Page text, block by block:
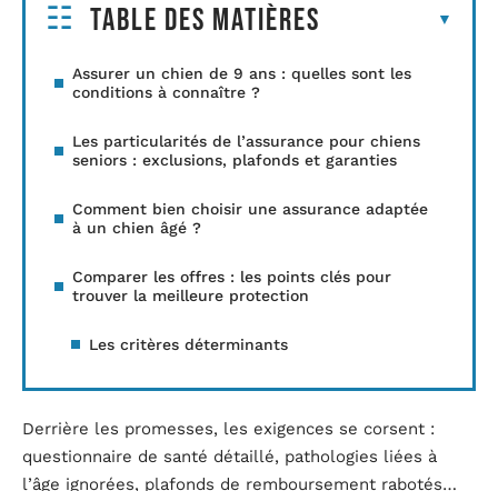
Table des matières
Assurer un chien de 9 ans : quelles sont les
conditions à connaître ?
Les particularités de l’assurance pour chiens
seniors : exclusions, plafonds et garanties
Comment bien choisir une assurance adaptée
à un chien âgé ?
Comparer les offres : les points clés pour
trouver la meilleure protection
Les critères déterminants
Derrière les promesses, les exigences se corsent :
questionnaire de santé détaillé, pathologies liées à
l’âge ignorées, plafonds de remboursement rabotés…